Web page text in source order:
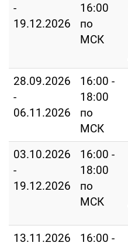
-
19.12.2026
16:00
по
МСК
28.09.2026
-
06.11.2026
16:00 -
18:00
по
МСК
03.10.2026
-
19.12.2026
16:00 -
18:00
по
МСК
13.11.2026
16:00 -